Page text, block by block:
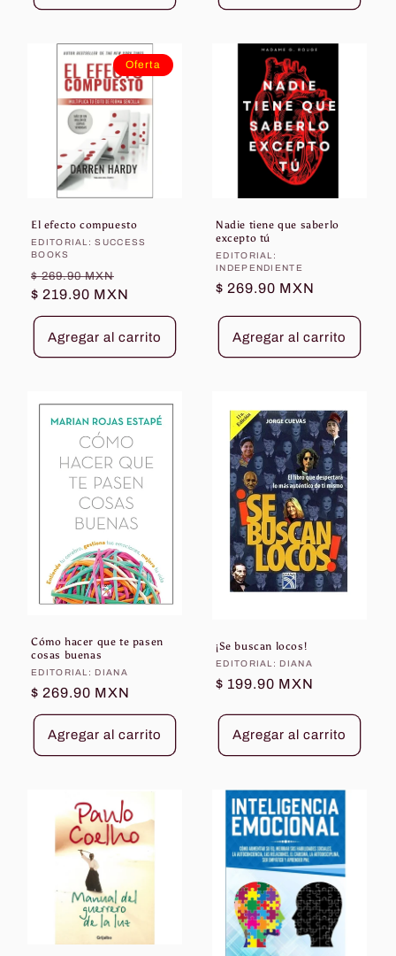
Oferta
El efecto compuesto
Proveedor:
EDITORIAL: SUCCESS
BOOKS
Precio
habitual
$ 269.90 MXN
de
oferta
$ 219.90 MXN
Agregar al carrito
Nadie tiene que saberlo
excepto tú
Proveedor:
EDITORIAL:
INDEPENDIENTE
Precio
$ 269.90 MXN
Agregar al carrito
Cómo hacer que te pasen
cosas buenas
Proveedor:
EDITORIAL: DIANA
Precio
habitual
$ 269.90 MXN
Agregar al carrito
¡Se buscan locos!
Proveedor:
EDITORIAL: DIANA
Precio
$ 199.90 MXN
Agregar al carrito